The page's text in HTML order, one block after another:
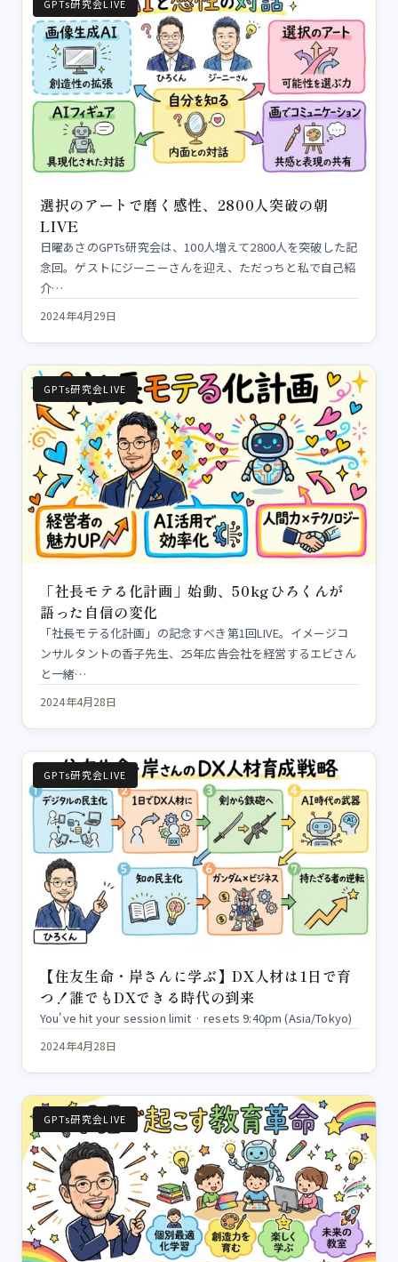
GPTs研究会LIVE
選択のアートで磨く感性、2800人突破の朝
LIVE
日曜あさのGPTs研究会は、100人増えて2800人を突破した記
念回。ゲストにジーニーさんを迎え、ただっちと私で自己紹
介…
2024年4月29日
GPTs研究会LIVE
「社長モテる化計画」始動、50kgひろくんが
語った自信の変化
「社長モテる化計画」の記念すべき第1回LIVE。イメージコ
ンサルタントの香子先生、25年広告会社を経営するエビさん
と一緒…
2024年4月28日
GPTs研究会LIVE
【住友生命・岸さんに学ぶ】DX人材は1日で育
つ！誰でもDXできる時代の到来
You've hit your session limit · resets 9:40pm (Asia/Tokyo)
2024年4月28日
GPTs研究会LIVE